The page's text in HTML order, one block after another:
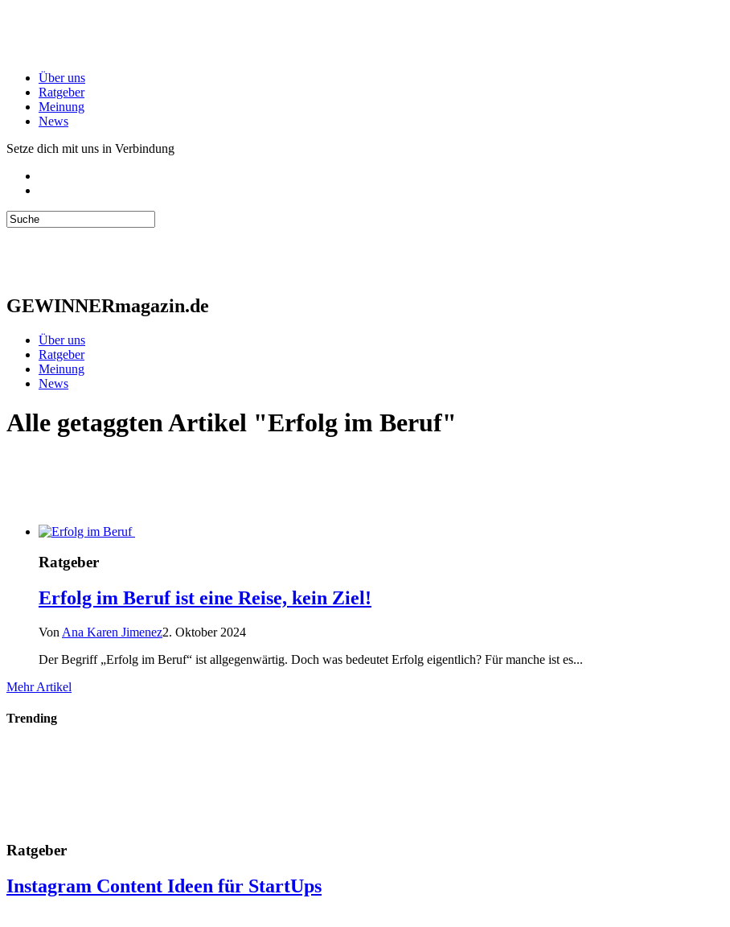
Über uns
Ratgeber
Meinung
News
Setze dich mit uns in Verbindung
GEWINNERmagazin.de
Über uns
Ratgeber
Meinung
News
Alle getaggten Artikel "Erfolg im Beruf"
Ratgeber
Erfolg im Beruf ist eine Reise, kein Ziel!
Von Ana Karen Jimenez2. Oktober 2024
Der Begriff „Erfolg im Beruf“ ist allgegenwärtig. Doch was bedeutet Erfolg eigentlich? Für manche ist es...
Mehr Artikel
Trending
Ratgeber
Instagram Content Ideen für StartUps